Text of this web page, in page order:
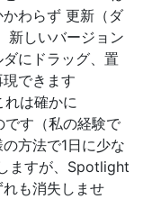
わらず 更新（ダ
新しいバージョン
にドラッグ、置
できます
れは確かに
す（私の経験で
方法で1日に少な
ますが、Spotlight
も消失しませ